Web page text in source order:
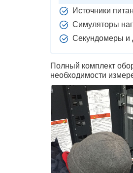
Источники
Симуляторы
Секундомеры и
Полный комплект
необходимости